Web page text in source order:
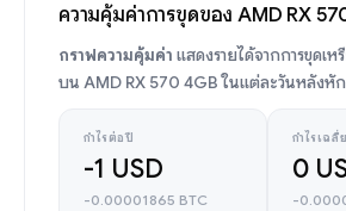
ความคุ้มค่าการขุดของ AMD RX
กราฟความคุ้มค่า แสดงรายได้จากการขุดเ
บน AMD RX 570 4GB ในแต่ละวันหลังหัก
กำไรต่อปี
-1 USD
-0.00001865 BTC
กำไรเฉลี่
0
-